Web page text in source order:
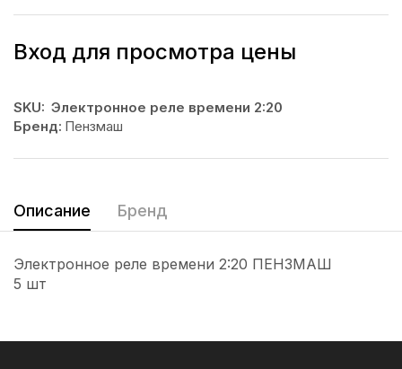
Вход для просмотра цены
SKU: Электронное реле времени 2:20
Бренд: Пензмаш
Описание Бренд
Электронное реле времени 2:20 ПЕНЗМАШ
5 шт